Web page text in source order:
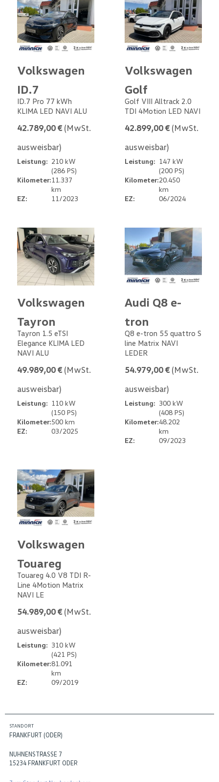
Volkswagen
ID.7
ID.7 Pro 77 kWh
KLIMA LED NAVI ALU
42.789,00 € (MwSt.
ausweisbar)
Leistung: 210 kW
(286 PS)
Kilometer:11.337
km
EZ:
11/2023
Volkswagen
Golf
Golf VIII Alltrack 2.0
TDI 4Motion LED NAVI
42.899,00 € (MwSt.
ausweisbar)
Leistung: 147 kW
(200 PS)
Kilometer:20.450
km
EZ:
06/2024
Volkswagen
Tayron
Tayron 1.5 eTSI
Elegance KLIMA LED
NAVI ALU
49.989,00 € (MwSt.
ausweisbar)
Leistung: 110 kW
(150 PS)
Kilometer:500 km
EZ:
03/2025
Audi Q8 e-
tron
Q8 e-tron 55 quattro S
line Matrix NAVI
LEDER
54.979,00 € (MwSt.
ausweisbar)
Leistung: 300 kW
(408 PS)
Kilometer:48.202
km
EZ:
09/2023
Volkswagen
Touareg
Touareg 4.0 V8 TDI R-
Line 4Motion Matrix
NAVI LE
54.989,00 € (MwSt.
ausweisbar)
Leistung: 310 kW
(421 PS)
Kilometer:81.091
km
EZ:
09/2019
STANDORT
FRANKFURT (ODER)
NUHNENSTRASSE 7
15234 FRANKFURT ODER